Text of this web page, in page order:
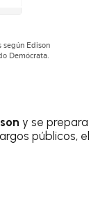
y se prepara
públicos, el